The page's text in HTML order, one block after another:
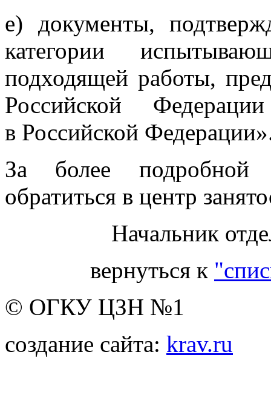
е) документы,
категории
подходящей работы,
Российской
в Российской
За более подробной
обратиться в центр
Начальник
вернуться к
© ОГКУ ЦЗН №1
создание сайта: krav.ru